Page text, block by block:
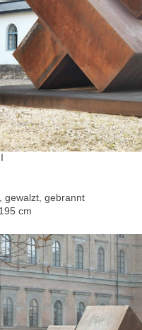
gewalzt, gebrannt
cm